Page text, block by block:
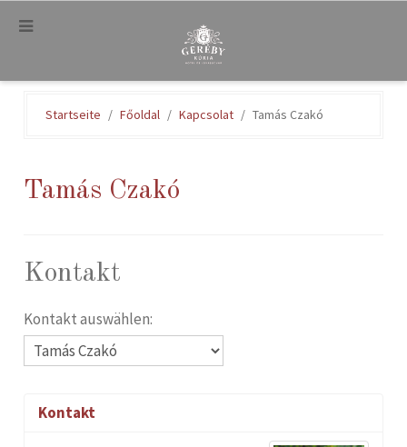
.
Startseite Főoldal Kapcsolat Tamás Czakó
Tamás Czakó
Kontakt
Kontakt auswählen:
Kontakt